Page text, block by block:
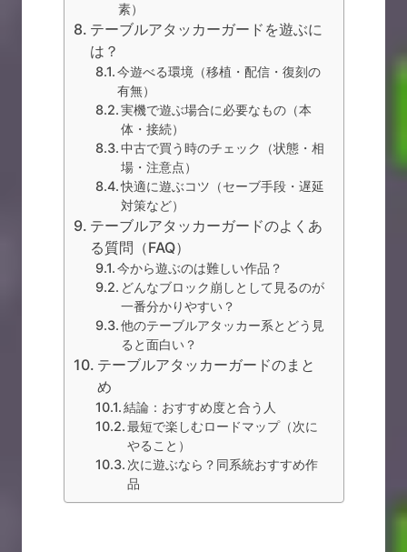
素）
テーブルアタッカーガードを遊ぶに
は？
今遊べる環境（移植・配信・復刻の
有無）
実機で遊ぶ場合に必要なもの（本
体・接続）
中古で買う時のチェック（状態・相
場・注意点）
快適に遊ぶコツ（セーブ手段・遅延
対策など）
テーブルアタッカーガードのよくあ
る質問（FAQ）
今から遊ぶのは難しい作品？
どんなブロック崩しとして見るのが
一番分かりやすい？
他のテーブルアタッカー系とどう見
ると面白い？
テーブルアタッカーガードのまと
め
結論：おすすめ度と合う人
最短で楽しむロードマップ（次に
やること）
次に遊ぶなら？同系統おすすめ作
品